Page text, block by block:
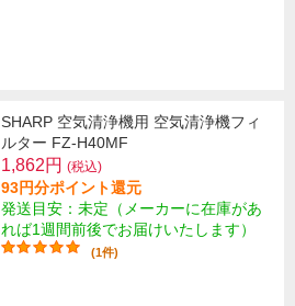
SHARP 空気清浄機用 空気清浄機フィ
ルター FZ-H40MF
1,862円 (税込)
93円分ポイント還元
発送目安：未定（メーカーに在庫があ
れば1週間前後でお届けいたします）
(1件)